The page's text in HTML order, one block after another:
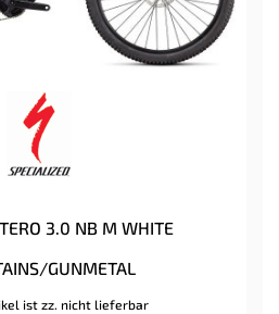
3.0 NB M WHITE
GUNMETAL
ist zz. nicht lieferbar